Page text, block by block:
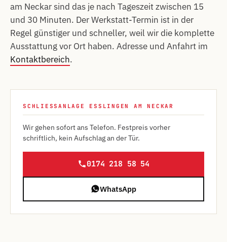
am Neckar sind das je nach Tageszeit zwischen 15
und 30 Minuten. Der Werkstatt-Termin ist in der
Regel günstiger und schneller, weil wir die komplette
Ausstattung vor Ort haben. Adresse und Anfahrt im
Kontaktbereich.
SCHLIESSANLAGE ESSLINGEN AM NECKAR
Wir gehen sofort ans Telefon. Festpreis vorher
schriftlich, kein Aufschlag an der Tür.
0174 218 58 54
WhatsApp